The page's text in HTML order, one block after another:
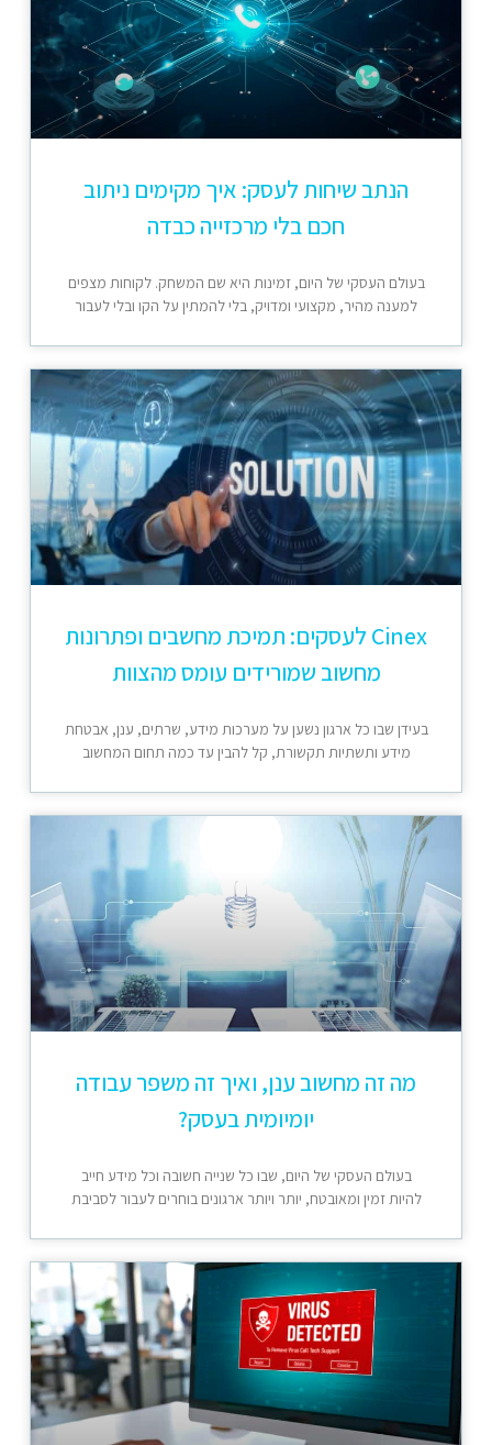
הנתב שיחות לעסק: איך מקימים ניתוב
חכם בלי מרכזייה כבדה
בעולם העסקי של היום, זמינות היא שם המשחק. לקוחות מצפים
למענה מהיר, מקצועי ומדויק, בלי להמתין על הקו ובלי לעבור
Cinex לעסקים: תמיכת מחשבים ופתרונות
מחשוב שמורידים עומס מהצוות
בעידן שבו כל ארגון נשען על מערכות מידע, שרתים, ענן, אבטחת
מידע ותשתיות תקשורת, קל להבין עד כמה תחום המחשוב
מה זה מחשוב ענן, ואיך זה משפר עבודה
יומיומית בעסק?
בעולם העסקי של היום, שבו כל שנייה חשובה וכל מידע חייב
להיות זמין ומאובטח, יותר ויותר ארגונים בוחרים לעבור לסביבת